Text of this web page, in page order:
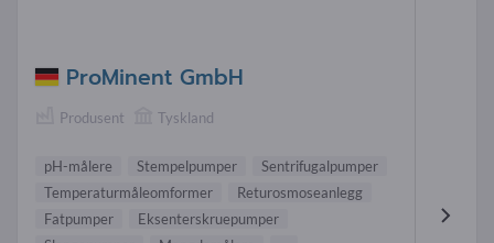
ProMinent GmbH
Produsent Tyskland
pH-målere Stempelpumper
Sentrifugalpumper
Temperaturmåleomformer
Returosmoseanlegg
Fatpumper
Eksenterskruepumper